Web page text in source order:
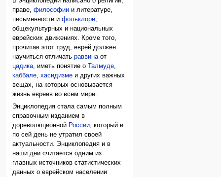
праве,философии и литературе,
письменности ифольклоре
общекультурных и национальных
еврейских движениях. Кроме того,
прочитав этот труд, еврей должен
научиться отличатьраввина от
цадика , иметь понятие оТалмуде
каббале ,хасидизме и других важных
вещах, на которых основывается
жизнь евреев во всем мире.
Энциклопедия стала самым полным
справочным изданием в
дореволюционной России, который и
по сей день не утратил своей
актуальности. Энциклопедия и в
наши дни считается одним из
главных источников статистических
данных о еврейском населении